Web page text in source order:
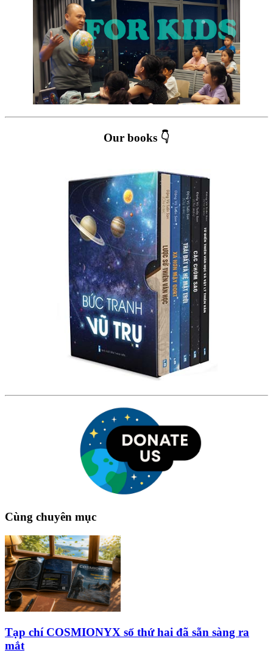
Our books 👇
Cùng chuyên mục
Tạp chí COSMIONYX số thứ hai đã sẵn sàng ra
mắt